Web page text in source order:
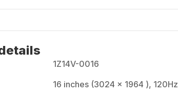
1Z14V-0016
16 inches (3024 x 1964 ), 120Hz